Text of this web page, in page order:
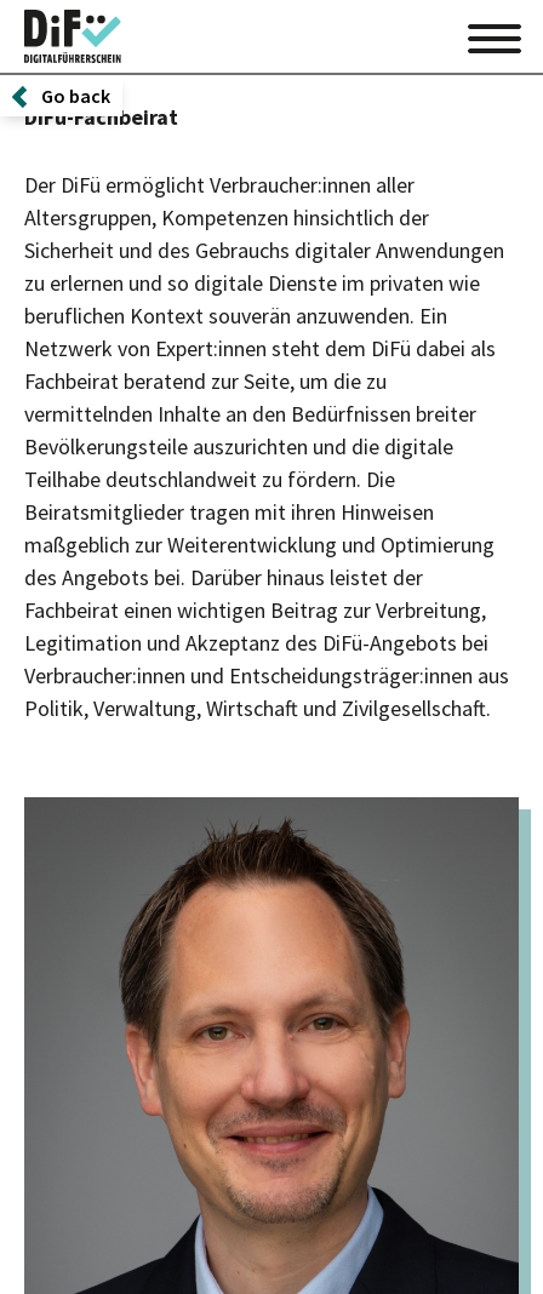
Go back
DiFü-Fachbeirat
Der DiFü ermöglicht Verbraucher:innen aller
Altersgruppen, Kompetenzen hinsichtlich der
Sicherheit und des Gebrauchs digitaler Anwendungen
zu erlernen und so digitale Dienste im privaten wie
beruflichen Kontext souverän anzuwenden. Ein
Netzwerk von Expert:innen steht dem DiFü dabei als
Fachbeirat beratend zur Seite, um die zu
vermittelnden Inhalte an den Bedürfnissen breiter
Bevölkerungsteile auszurichten und die digitale
Teilhabe deutschlandweit zu fördern. Die
Beiratsmitglieder tragen mit ihren Hinweisen
maßgeblich zur Weiterentwicklung und Optimierung
des Angebots bei. Darüber hinaus leistet der
Fachbeirat einen wichtigen Beitrag zur Verbreitung,
Legitimation und Akzeptanz des DiFü-Angebots bei
Verbraucher:innen und Entscheidungsträger:innen aus
Politik, Verwaltung, Wirtschaft und Zivilgesellschaft.